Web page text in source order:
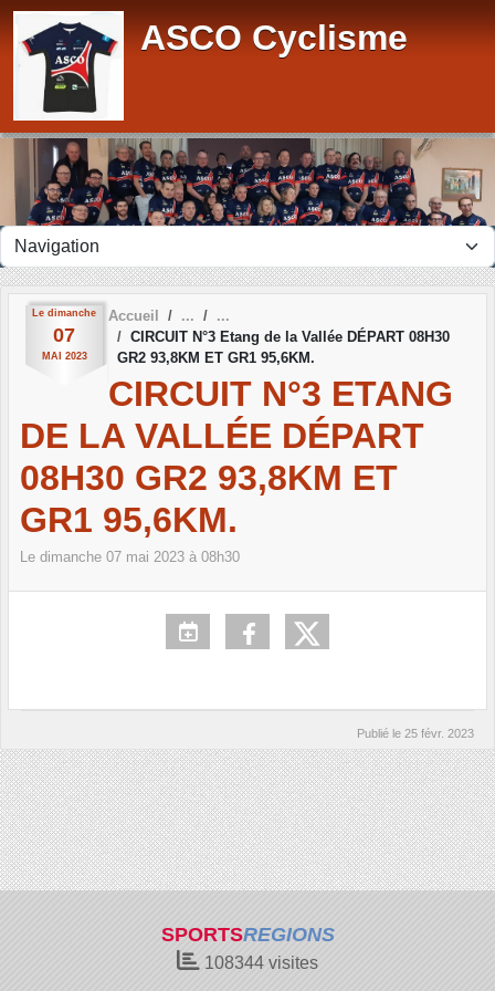
ASCO Cyclisme
Le dimanche
07
MAI 2023
Accueil
CIRCUIT N°3 Etang de la Vallée DÉPART 08H30
GR2 93,8KM ET GR1 95,6KM.
CIRCUIT N°3 ETANG
DE LA VALLÉE DÉPART
08H30 GR2 93,8KM ET
GR1 95,6KM.
Le dimanche 07 mai 2023 à 08h30
Publié le 25 févr. 2023
SPORTSREGIONS
108344 visites
Panneau de gestion des cookies